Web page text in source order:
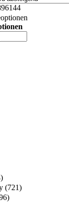
96144
(721)